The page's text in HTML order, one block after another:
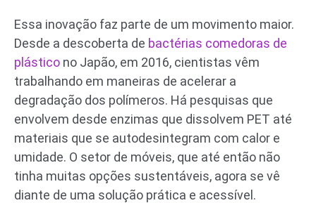
Essa inovação faz parte de um movimento maior.
Desde a descoberta de bactérias comedoras de
plástico no Japão, em 2016, cientistas vêm
trabalhando em maneiras de acelerar a
degradação dos polímeros. Há pesquisas que
envolvem desde enzimas que dissolvem PET até
materiais que se autodesintegram com calor e
umidade. O setor de móveis, que até então não
tinha muitas opções sustentáveis, agora se vê
diante de uma solução prática e acessível.